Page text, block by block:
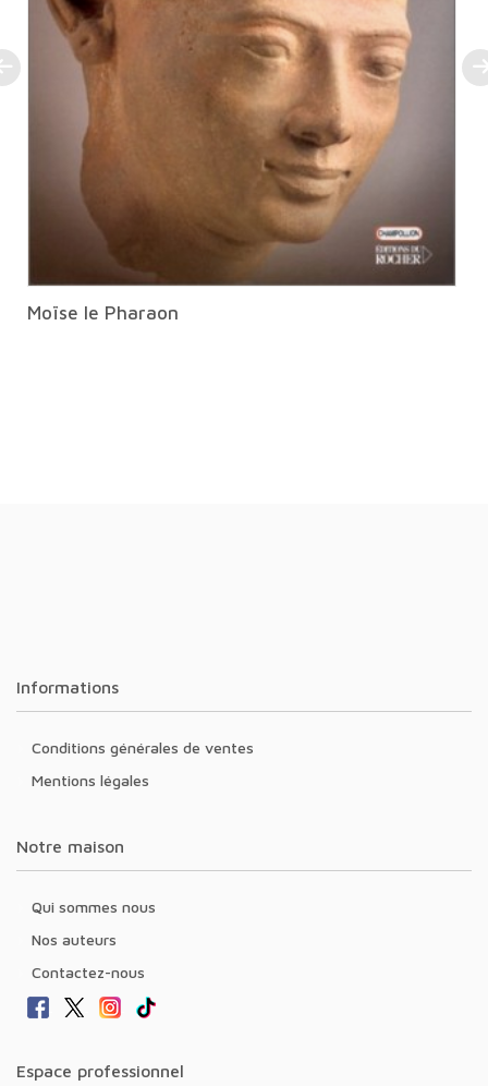
Moïse le Pharaon
Informations
Conditions générales de ventes
Mentions légales
Notre maison
Qui sommes nous
Nos auteurs
Contactez-nous
Espace professionnel